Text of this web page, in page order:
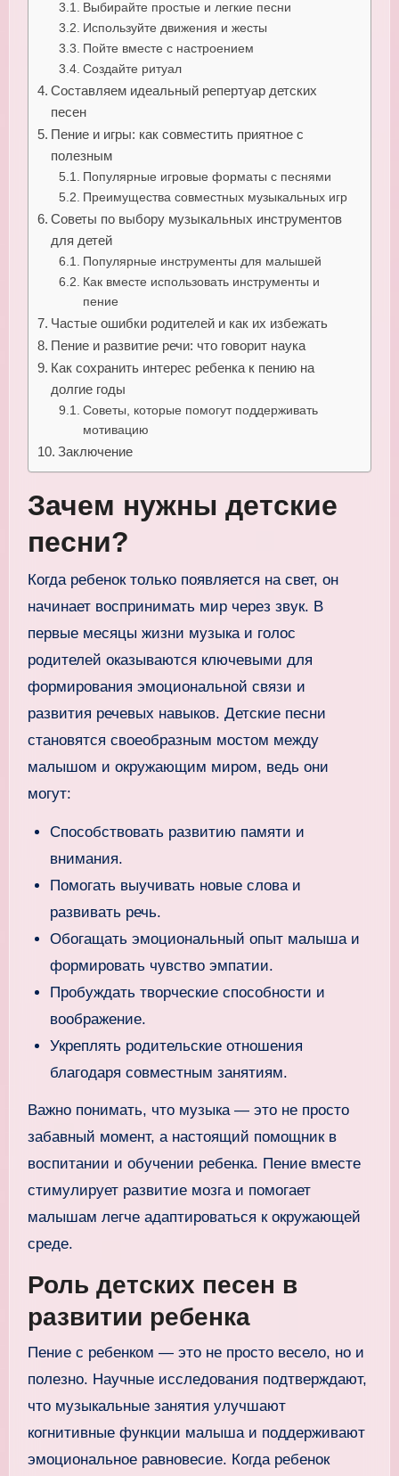
Выбирайте простые и легкие песни
Используйте движения и жесты
Пойте вместе с настроением
Создайте ритуал
Составляем идеальный репертуар детских
песен
Пение и игры: как совместить приятное с
полезным
Популярные игровые форматы с песнями
Преимущества совместных музыкальных игр
Советы по выбору музыкальных инструментов
для детей
Популярные инструменты для малышей
Как вместе использовать инструменты и
пение
Частые ошибки родителей и как их избежать
Пение и развитие речи: что говорит наука
Как сохранить интерес ребенка к пению на
долгие годы
Советы, которые помогут поддерживать
мотивацию
Заключение
Зачем нужны детские
песни?
Когда ребенок только появляется на свет, он
начинает воспринимать мир через звук. В
первые месяцы жизни музыка и голос
родителей оказываются ключевыми для
формирования эмоциональной связи и
развития речевых навыков. Детские песни
становятся своеобразным мостом между
малышом и окружающим миром, ведь они
могут:
Способствовать развитию памяти и
внимания.
Помогать выучивать новые слова и
развивать речь.
Обогащать эмоциональный опыт малыша и
формировать чувство эмпатии.
Пробуждать творческие способности и
воображение.
Укреплять родительские отношения
благодаря совместным занятиям.
Важно понимать, что музыка — это не просто
забавный момент, а настоящий помощник в
воспитании и обучении ребенка. Пение вместе
стимулирует развитие мозга и помогает
малышам легче адаптироваться к окружающей
среде.
Роль детских песен в
развитии ребенка
Пение с ребенком — это не просто весело, но и
полезно. Научные исследования подтверждают,
что музыкальные занятия улучшают
когнитивные функции малыша и поддерживают
эмоциональное равновесие. Когда ребенок